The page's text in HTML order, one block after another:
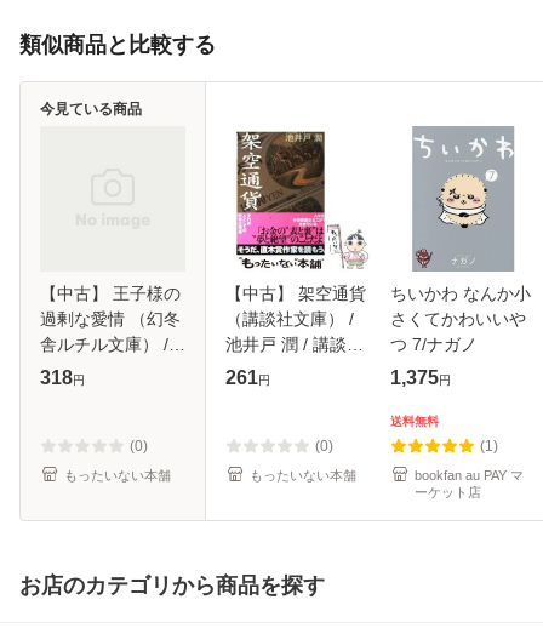
類似商品と比較する
【中古】 王子様の
過剰な愛情 （幻冬
舎ルチル文庫） /
高峰 あいす、 花小
【メール便送料無
料】
318円
(0)
もったいない本舗
今見ている商品
【中古】 架空通貨
（講談社文庫） /
池井戸 潤 / 講談社
[文庫]【メール便送
261円
(0)
もったいない本舗
ちいかわ なんか小
さくてかわいいや
つ 7/ナガノ
1,375円
送料無料
(1)
bookfan au PAY マ
ーケット店
お店のカテゴリから商品を探す